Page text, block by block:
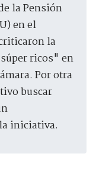
en el
la
ricos" en
Por otra
buscar
iniciativa.